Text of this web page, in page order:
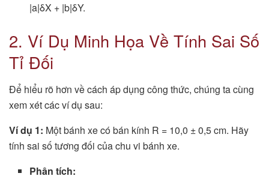
|a|δX + |b|δY.
2. Ví Dụ Minh Họa Về Tính Sai Số
Tỉ Đối
Để hiểu rõ hơn về cách áp dụng công thức, chúng ta cùng
xem xét các ví dụ sau:
Ví dụ 1: Một bánh xe có bán kính R = 10,0 ± 0,5 cm. Hãy
tính sai số tương đối của chu vi bánh xe.
Phân tích: